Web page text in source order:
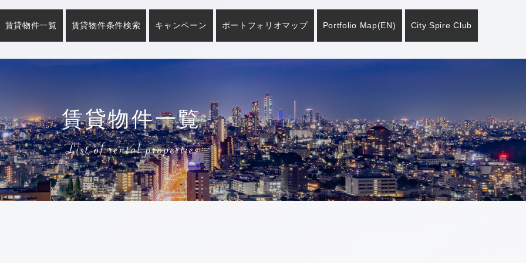
賃貸物件一覧 賃貸物件条件検索 キャンペーン ポートフォリオマップ Portfolio Map(EN) City Spire Club
賃貸物件一覧